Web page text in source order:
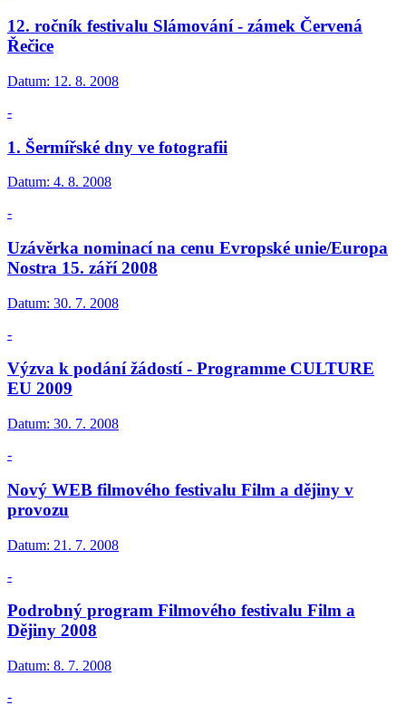
12. ročník festivalu Slámování - zámek Červená
Řečice
Datum: 12. 8. 2008
-
1. Šermířské dny ve fotografii
Datum: 4. 8. 2008
-
Uzávěrka nominací na cenu Evropské unie/Europa
Nostra 15. září 2008
Datum: 30. 7. 2008
-
Výzva k podání žádostí - Programme CULTURE
EU 2009
Datum: 30. 7. 2008
-
Nový WEB filmového festivalu Film a dějiny v
provozu
Datum: 21. 7. 2008
-
Podrobný program Filmového festivalu Film a
Dějiny 2008
Datum: 8. 7. 2008
-